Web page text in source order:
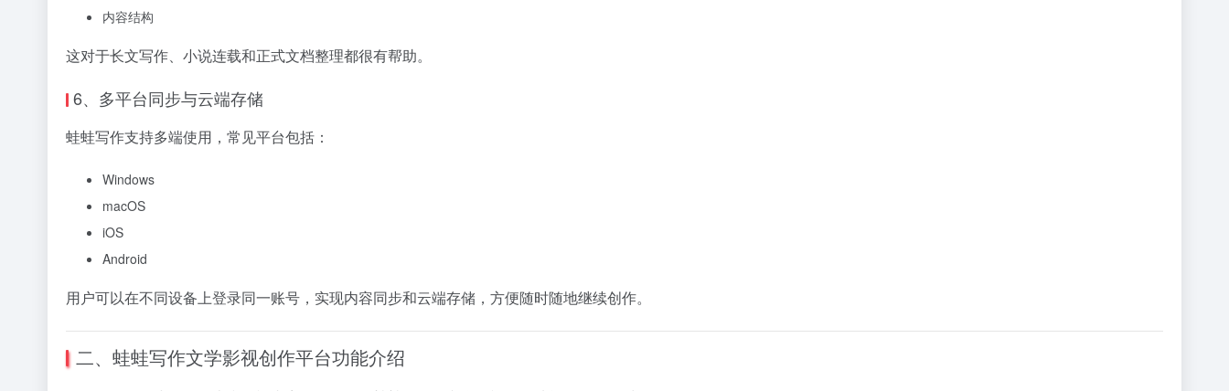
内容结构
这对于长文写作、小说连载和正式文档整理都很有帮助。
6、多平台同步与云端存储
蛙蛙写作支持多端使用，常见平台包括：
Windows
macOS
iOS
Android
用户可以在不同设备上登录同一账号，实现内容同步和云端存储，方便随时随地继续创作。
二、蛙蛙写作文学影视创作平台功能介绍